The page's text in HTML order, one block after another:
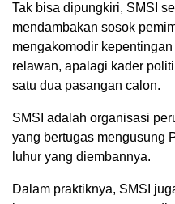
Tak bisa dipungkiri, SMSI
mendambakan sosok
mengakomodir
relawan, apalagi kader
satu dua pasangan calon.
SMSI adalah organisasi
yang bertugas mengusung
luhur yang diembannya.
Dalam praktiknya, SMSI